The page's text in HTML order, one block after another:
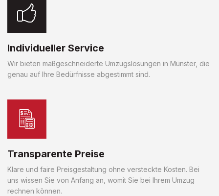
Individueller Service
Wir bieten maßgeschneiderte Umzugslösungen in Münster, die
genau auf Ihre Bedürfnisse abgestimmt sind.
Transparente Preise
Klare und faire Preisgestaltung ohne versteckte Kosten. Bei
uns wissen Sie von Anfang an, womit Sie bei Ihrem Umzug
rechnen können.